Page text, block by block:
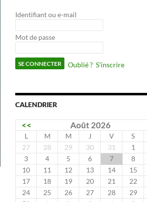
Identifiant ou e-mail
Mot de passe
Oublié ? S’inscrire
CALENDRIER
<< Août 2026
L M M J V S
27
28 29 30 31 1
3
4 5 6 7 8
10
11 12 13 14 15
17
18 19 20 21 22
24
25 26 27 28 29